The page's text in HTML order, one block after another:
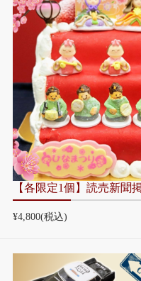
【各限定1個】読売新聞
¥4,800(税込)